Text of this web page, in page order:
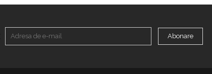
Abonare